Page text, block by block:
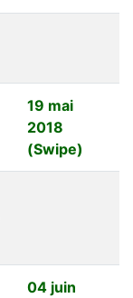
19 mai
2018
(Swipe)
04 juin